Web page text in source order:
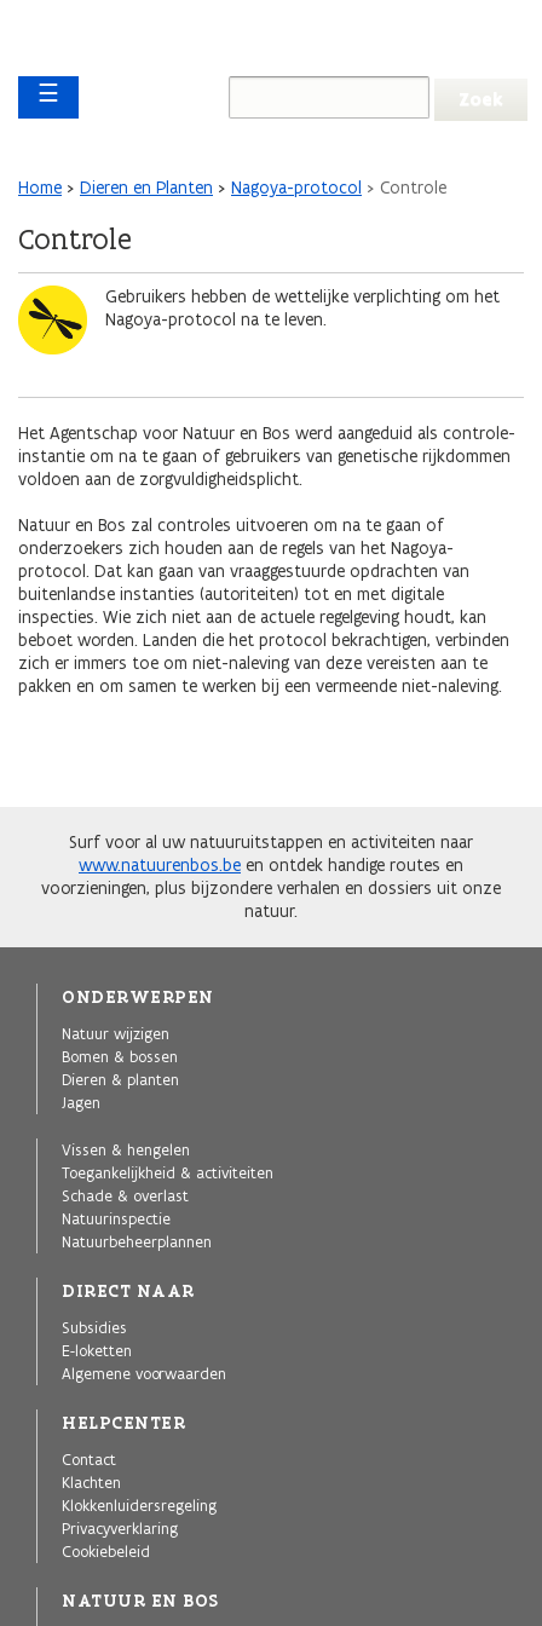
gaan
Main navigation
☰
Kruimelpad
Home Dieren en Planten Nagoya-protocol Controle
Controle
AfbeeldingGebruikers hebben de wettelijke verplichting om het
Nagoya-protocol na te leven.
Het Agentschap voor Natuur en Bos werd aangeduid als controle-
instantie om na te gaan of gebruikers van genetische rijkdommen
voldoen aan de zorgvuldigheidsplicht.
Natuur en Bos zal controles uitvoeren om na te gaan of
onderzoekers zich houden aan de regels van het Nagoya-
protocol. Dat kan gaan van vraaggestuurde opdrachten van
buitenlandse instanties (autoriteiten) tot en met digitale
inspecties. Wie zich niet aan de actuele regelgeving houdt, kan
beboet worden. Landen die het protocol bekrachtigen, verbinden
zich er immers toe om niet-naleving van deze vereisten aan te
pakken en om samen te werken bij een vermeende niet-naleving.
Surf voor al uw natuuruitstappen en activiteiten naar
www.natuurenbos.be en ontdek handige routes en
voorzieningen, plus bijzondere verhalen en dossiers uit onze
natuur.
ONDERWERPEN
Natuur wijzigen
Bomen & bossen
Dieren & planten
Jagen
Vissen & hengelen
Toegankelijkheid & activiteiten
Schade & overlast
Natuurinspectie
Natuurbeheerplannen
DIRECT NAAR
Subsidies
E-loketten
Algemene voorwaarden
HELPCENTER
Contact
Klachten
Klokkenluidersregeling
Privacyverklaring
Cookiebeleid
NATUUR EN BOS